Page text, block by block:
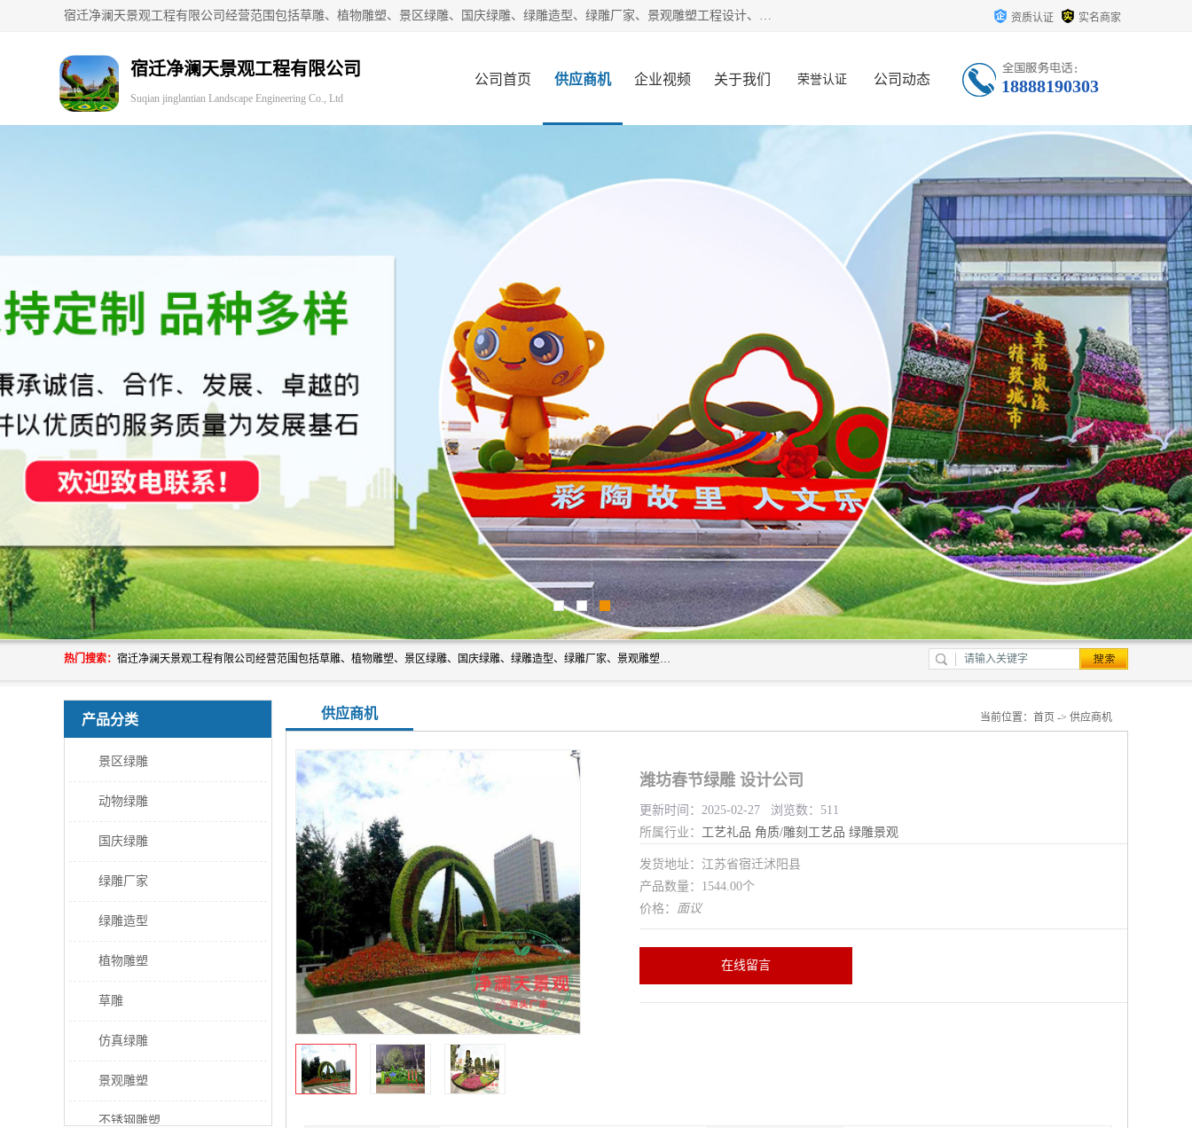
宿迁净澜天景观工程有限公司经营范围包括草雕、植物雕塑、景区绿雕、国庆绿雕、绿雕造型、绿雕厂家、景观雕塑工程设计、施工;绿化工程设计、施工、养护;绿化苗木、盆景种植、销售;是一家大型立体花坛草雕绿雕、五色草造型绿雕，仿真植物绿雕、稻草人工艺品、不锈钢雕塑等策划制作厂家，提供绿雕设计，制作,加工，及安装一站式服务。 资质认证 实名商家
宿迁净澜天景观工程有限公司
Suqian jinglantian Landscape Engineering Co., Ltd
公司首页 供应商机 企业视频 关于我们 荣誉认证 公司动态 18888190303
热门搜索： 宿迁净澜天景观工程有限公司经营范围包括草雕、植物雕塑、景区绿雕、国庆绿雕、绿雕造型、绿雕厂家、景观雕塑工程设计、施工;绿化工程设计、施工、养护;绿化苗木、盆景种植、销售;是一家大型立体花坛草雕绿雕、五色草造型绿雕，仿真植物绿雕、稻草人工艺品、不锈钢雕塑等策划制作厂家，提供绿雕设计，制作,加工，及安装一站式服务。
产品分类
景区绿雕
动物绿雕
国庆绿雕
绿雕厂家
绿雕造型
植物雕塑
草雕
仿真绿雕
景观雕塑
不锈钢雕塑
供应商机 当前位置： 首页 -> 供应商机
潍坊春节绿雕 设计公司
更新时间：2025-02-27 浏览数：511
所属行业： 工艺礼品 角质/雕刻工艺品 绿雕景观
发货地址：江苏省宿迁沭阳县
产品数量：1544.00个
价格： 面议
在线留言